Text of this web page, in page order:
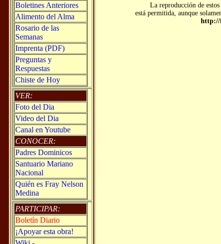
Boletines Anteriores
Alimento del Alma
Rosario de las
Semanas
Imprenta (PDF)
Preguntas y
Respuestas
Chiste de Hoy
VER:
Foto del Dia
Video del Dia
Canal en Youtube
CONOCER:
Padres Dominicos
Santuario Mariano
Nacional
Quién es Fray Nelson
Medina
PARTICIPAR:
Boletín Diario
¡Apoyar esta obra!
La reproducción de
está permitida, aunque
http://